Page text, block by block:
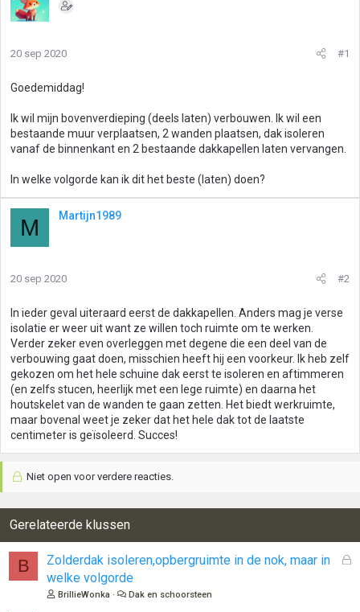
20 sep 2020 #1
Goedemiddag!
Ik wil mijn bovenverdieping (deels laten) verbouwen. Ik wil een
bestaande muur verplaatsen, 2 wanden plaatsen, dak isoleren
vanaf de binnenkant en 2 bestaande dakkapellen laten vervangen.
In welke volgorde kan ik dit het beste (laten) doen?
M Martijn1989
20 sep 2020 #2
In ieder geval uiteraard eerst de dakkapellen. Anders mag je verse
isolatie er weer uit want ze willen toch ruimte om te werken.
Verder zeker even overleggen met degene die een deel van de
verbouwing gaat doen, misschien heeft hij een voorkeur. Ik heb zelf
gekozen om het hele schuine dak eerst te isoleren en aftimmeren
(en zelfs stucen, heerlijk met een lege ruimte) en daarna het
houtskelet van de wanden te gaan zetten. Het biedt werkruimte,
maar bovenal weet je zeker dat het hele dak tot de laatste
centimeter is geïsoleerd. Succes!
Niet open voor verdere reacties.
Gerelateerde klussen
B
G
Zolderdak isoleren,opbergruimte in de nok, maar in
welke volgorde
BrillieWonka Dak en schoorsteen